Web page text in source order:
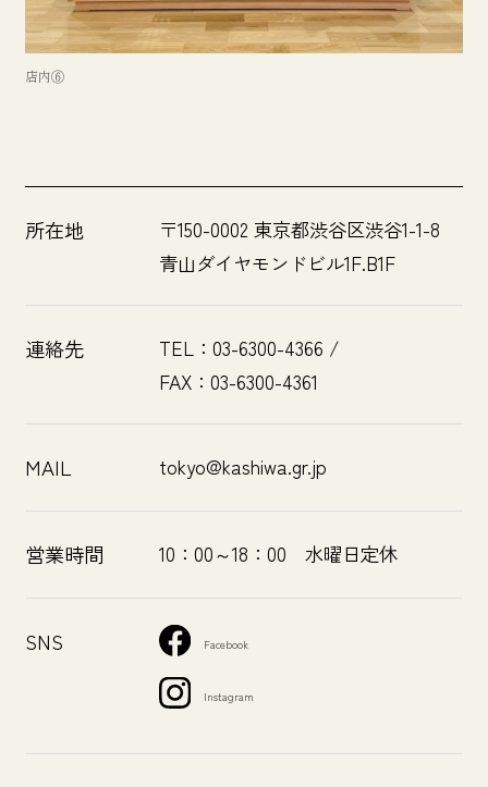
店内⑥
所在地
〒150-0002 東京都渋谷区渋谷1-1-8
青山ダイヤモンドビル1F.B1F
連絡先
TEL：03-6300-4366 /
FAX：03-6300-4361
MAIL tokyo@kashiwa.gr.jp
営業時間 10：00～18：00 水曜日定休
SNS Facebook
Instagram